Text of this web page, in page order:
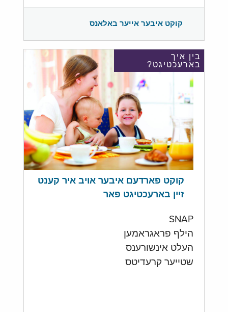
קוקט איבער אייער באלאנס
בין איך
בארעכטיגט?
קוקט פארדעם איבער אויב איר קענט
זיין בארעכטיגט פאר
SNAP
הילף פראגראמען
העלט אינשורענס
שטייער קרעדיטס